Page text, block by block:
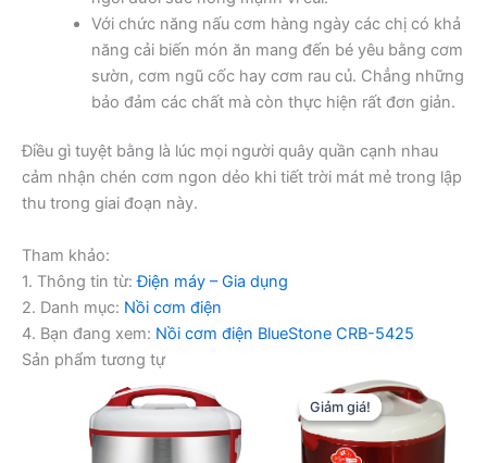
Với chức năng nấu cơm hàng ngày các chị có khả
năng cải biến món ăn mang đến bé yêu bằng cơm
sườn, cơm ngũ cốc hay cơm rau củ. Chẳng những
bảo đảm các chất mà còn thực hiện rất đơn giản.
Điều gì tuyệt bằng là lúc mọi người quây quần cạnh nhau
cảm nhận chén cơm ngon dẻo khi tiết trời mát mẻ trong lập
thu trong giai đoạn này.
Tham khảo:
1. Thông tin từ:Điện máy – Gia dụng
2. Danh mục: Nồi cơm điện
4. Bạn đang xem: Nồi cơm điện BlueStone CRB-5425
Sản phẩm tương tự
Giảm giá!
Giảm giá!